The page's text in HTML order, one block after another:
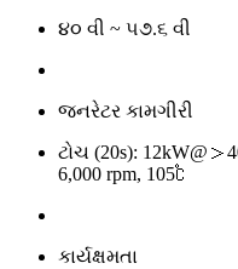
૪૦ વી ~ ૫૭.૬ વી
જનરેટર કામગીરી
ટોચ (20s): 12kW@＞
6,000 rpm, 105℃
કાર્યક્ષમતા